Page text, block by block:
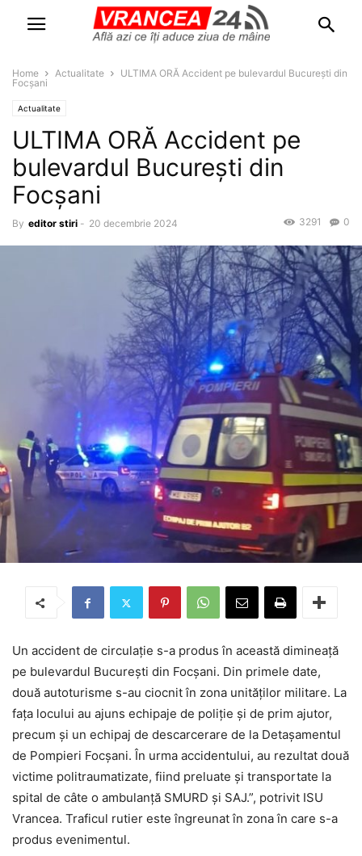
Home Actualitate
ULTIMA ORĂ Accident pe bulevardul București din
Focșani
Actualitate
ULTIMA ORĂ Accident pe
bulevardul București din
Focșani
By editor stiri - 20 decembrie 2024 0
3291
Un accident de circulație s-a produs în această dimineață
pe bulevardul București din Focșani. Din primele date,
două autoturisme s-au ciocnit în zona unităților militare. La
fața locului au ajuns echipaje de poliție și de prim ajutor,
precum și un echipaj de descarcerare de la Detașamentul
de Pompieri Focșani. În urma accidentului, au rezultat două
victime politraumatizate, fiind preluate și transportate la
spital de câte o ambulanță SMURD și SAJ.”, potrivit ISU
Vrancea. Traficul rutier este îngreunat în zona în care s-a
produs evenimentul.